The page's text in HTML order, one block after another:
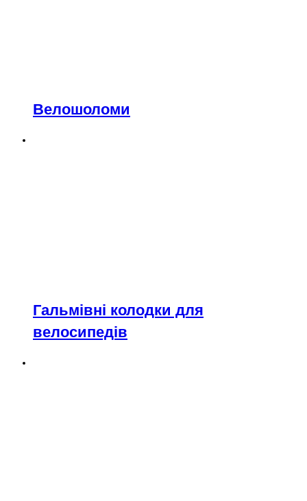
Велошоломи
Гальмівні колодки для
велосипедів